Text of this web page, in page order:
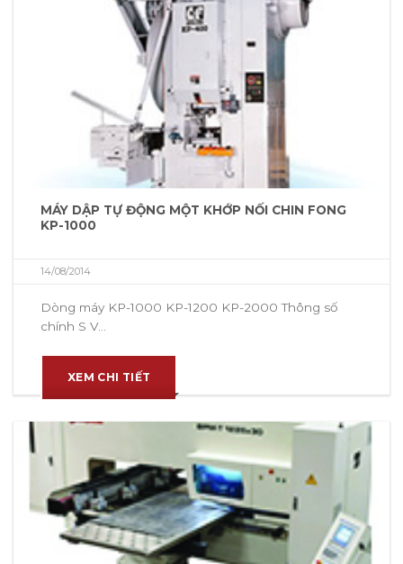
MÁY DẬP TỰ ĐỘNG MỘT KHỚP NỐI CHIN FONG
KP-1000
14/08/2014
Dòng máy KP-1000 KP-1200 KP-2000 Thông số
chính S V...
XEM CHI TIẾT